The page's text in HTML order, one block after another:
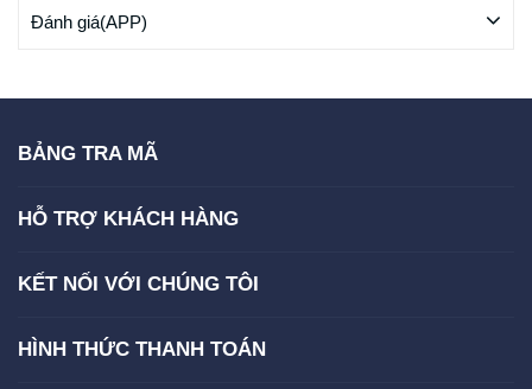
Đánh giá(APP)
BẢNG TRA MÃ
HỖ TRỢ KHÁCH HÀNG
KẾT NỐI VỚI CHÚNG TÔI
HÌNH THỨC THANH TOÁN